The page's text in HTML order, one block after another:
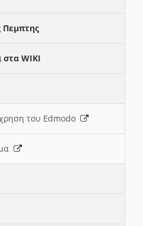
WIKI
του Edmodo